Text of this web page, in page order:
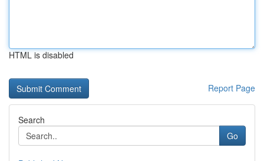
HTML is disabled
Report Page
Search
Go